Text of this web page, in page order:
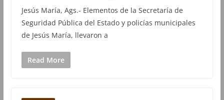
Jesús María, Ags.- Elementos de la Secretaría de
Seguridad Pública del Estado y policías municipales
de Jesús María, llevaron a
Read More